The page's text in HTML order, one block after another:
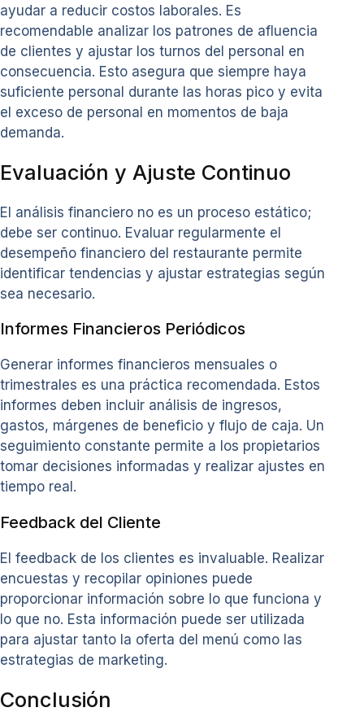
ayudar a reducir costos laborales. Es
recomendable analizar los patrones de afluencia
de clientes y ajustar los turnos del personal en
consecuencia. Esto asegura que siempre haya
suficiente personal durante las horas pico y evita
el exceso de personal en momentos de baja
demanda.
Evaluación y Ajuste Continuo
El análisis financiero no es un proceso estático;
debe ser continuo. Evaluar regularmente el
desempeño financiero del restaurante permite
identificar tendencias y ajustar estrategias según
sea necesario.
Informes Financieros Periódicos
Generar informes financieros mensuales o
trimestrales es una práctica recomendada. Estos
informes deben incluir análisis de ingresos,
gastos, márgenes de beneficio y flujo de caja. Un
seguimiento constante permite a los propietarios
tomar decisiones informadas y realizar ajustes en
tiempo real.
Feedback del Cliente
El feedback de los clientes es invaluable. Realizar
encuestas y recopilar opiniones puede
proporcionar información sobre lo que funciona y
lo que no. Esta información puede ser utilizada
para ajustar tanto la oferta del menú como las
estrategias de marketing.
Conclusión